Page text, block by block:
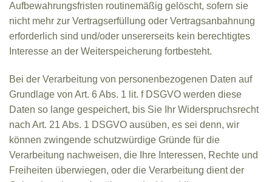
Aufbewahrungsfristen routinemäßig gelöscht, sofern sie
nicht mehr zur Vertragserfüllung oder Vertragsanbahnung
erforderlich sind und/oder unsererseits kein berechtigtes
Interesse an der Weiterspeicherung fortbesteht.
Bei der Verarbeitung von personenbezogenen Daten auf
Grundlage von Art. 6 Abs. 1 lit. f DSGVO werden diese
Daten so lange gespeichert, bis Sie Ihr Widerspruchsrecht
nach Art. 21 Abs. 1 DSGVO ausüben, es sei denn, wir
können zwingende schutzwürdige Gründe für die
Verarbeitung nachweisen, die Ihre Interessen, Rechte und
Freiheiten überwiegen, oder die Verarbeitung dient der